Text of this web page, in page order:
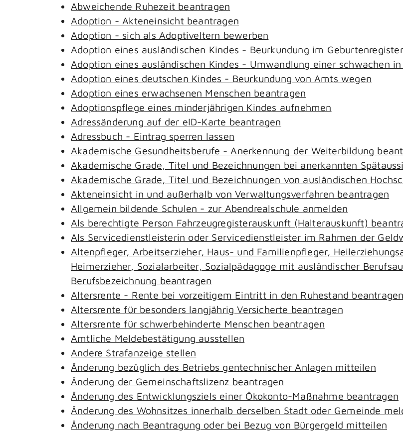
Abweichende Ruhezeit beantragen
Adoption - Akteneinsicht beantragen
Adoption - sich als Adoptiveltern bewerben
Adoption eines ausländischen Kindes - Beurkundung im
Adoption eines ausländischen Kindes - Umwandlung einer schwachen
Adoption eines deutschen Kindes - Beurkundung von Amts wegen
Adoption eines erwachsenen Menschen beantragen
Adoptionspflege eines minderjährigen Kindes aufnehmen
Adressänderung auf der eID-Karte beantragen
Adressbuch - Eintrag sperren lassen
Akademische Gesundheitsberufe - Anerkennung der Weiterbildung
Akademische Grade, Titel und Bezeichnungen bei anerkannten
Akademische Grade, Titel und Bezeichnungen von ausländischen
Akteneinsicht in und außerhalb von Verwaltungsverfahren beantragen
Allgemein bildende Schulen - zur Abendrealschule anmelden
Als berechtigte Person Fahrzeugregisterauskunft (Halterauskunft)
Als Servicedienstleisterin oder Servicedienstleister im Rahmen der
Altenpfleger, Arbeitserzieher, Haus- und Familienpfleger,
Heimerzieher, Sozialarbeiter, Sozialpädagoge mit ausländischer
Berufsbezeichnung beantragen
Altersrente - Rente bei vorzeitigem Eintritt in den Ruhestand beantragen
Altersrente für besonders langjährig Versicherte beantragen
Altersrente für schwerbehinderte Menschen beantragen
Amtliche Meldebestätigung ausstellen
Andere Strafanzeige stellen
Änderung bezüglich des Betriebs gentechnischer Anlagen mitteilen
Änderung der Gemeinschaftslizenz beantragen
Änderung des Entwicklungsziels einer Ökokonto-Maßnahme beantragen
Änderung des Wohnsitzes innerhalb derselben Stadt oder Gemeinde
Änderung nach Beantragung oder bei Bezug von Bürgergeld mitteilen